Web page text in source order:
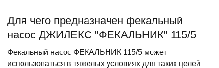
Для чего предназначен фекальный
насос ДЖИЛЕКС "ФЕКАЛЬНИК" 115/5
Фекальный насос ФЕКАЛЬНИК 115/5 может
использоваться в тяжелых условиях для таких целей